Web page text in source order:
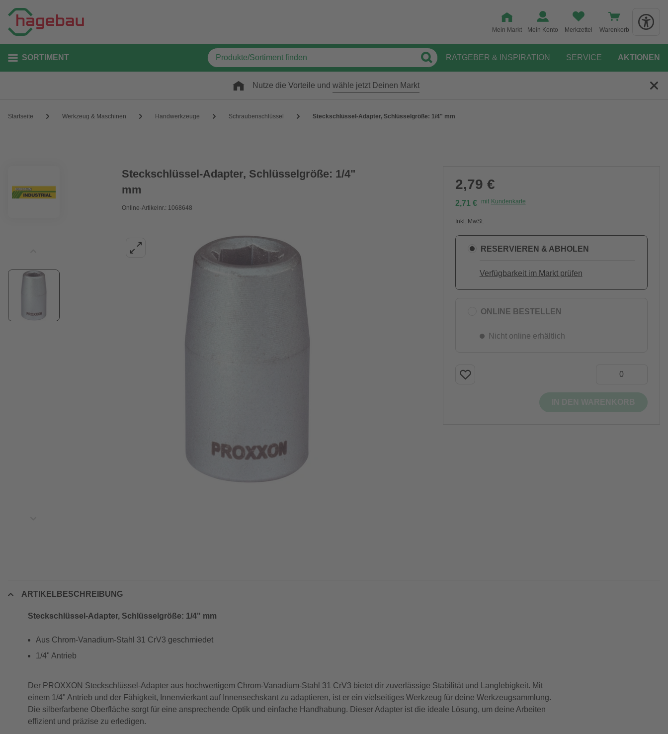
Mein Markt Mein Konto Merkzettel Warenkorb
SORTIMENT RATGEBER & INSPIRATION SERVICE AKTIONEN
Nutze die Vorteile und wähle jetzt Deinen Markt
Startseite Werkzeug & Maschinen Handwerkzeuge Schraubenschlüssel Steckschlüssel-Adapter, Schlüsselgröße: 1/4" mm
Steckschlüssel-Adapter, Schlüsselgröße: 1/4"
mm
Online-Artikelnr.: 1068648
2,79 €
2,71 € mit Kundenkarte
Inkl. MwSt.
RESERVIEREN & ABHOLEN
Verfügbarkeit im Markt prüfen
ONLINE BESTELLEN
Nicht online erhältlich
ARTIKELBESCHREIBUNG
Steckschlüssel-Adapter, Schlüsselgröße: 1/4" mm
Aus Chrom-Vanadium-Stahl 31 CrV3 geschmiedet
1/4" Antrieb
Der PROXXON Steckschlüssel-Adapter aus hochwertigem Chrom-Vanadium-Stahl 31 CrV3 bietet dir zuverlässige Stabilität und Langlebigkeit. Mit
einem 1/4" Antrieb und der Fähigkeit, Innenvierkant auf Innensechskant zu adaptieren, ist er ein vielseitiges Werkzeug für deine Werkzeugsammlung.
Die silberfarbene Oberfläche sorgt für eine ansprechende Optik und einfache Handhabung. Dieser Adapter ist die ideale Lösung, um deine Arbeiten
effizient und präzise zu erledigen.